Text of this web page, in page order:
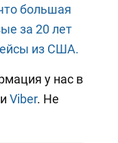
большая
за 20 лет
из США.
у нас в
и Viber. Не